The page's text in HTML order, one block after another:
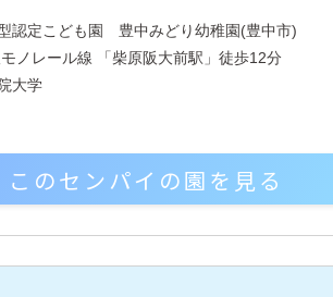
認定こども園 豊中みどり幼稚園(豊中市)
ノレール線 「柴原阪大前駅」徒歩12分
大学
このセンパイの園を見る